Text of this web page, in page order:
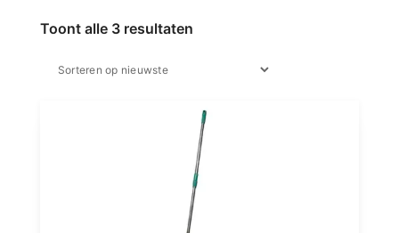
Toont alle 3 resultatenGesorteerd